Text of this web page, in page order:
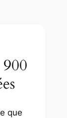
que